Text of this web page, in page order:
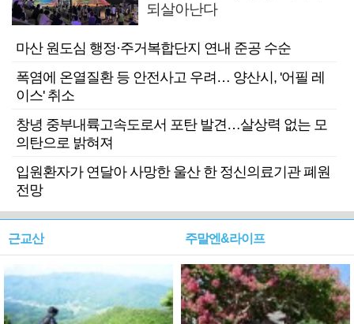
되살아난다
마산 원도심 행정·주거복합단지 연내 준공 수순
폭염에 온열질환 등 안전사고 우려… 양산시, '어필 레
이스' 취소
창녕 중부내륙고속도로서 포탄 발견…살상력 없는 모
의탄으로 밝혀져
입원환자가 연달아 사망한 울산 한 정신의료기관 폐원
전망
근교산 주말엔&라이프